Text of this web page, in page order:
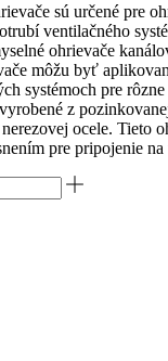
sú určené pre
ventilačného
ohrievače
môžu byť
systémoch pre rôzne
z
ocele. Tieto
pre pripojenie